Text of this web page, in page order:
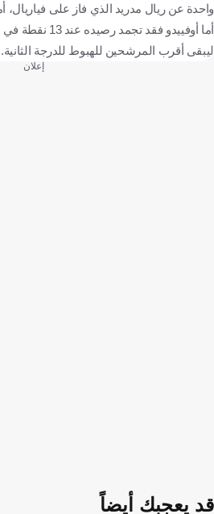
واحدة عن ريال مدريد الذي فاز على
أما أوفييدو فقد
ليبقى أقرب المرشحين للهبوط للدرجة الثانية.
إعلان
قد يعجبك أيضاً